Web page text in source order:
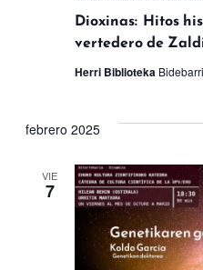
Dioxinas: Hitos
vertedero de
Herri Biblioteka
febrero 2025
VIE
7